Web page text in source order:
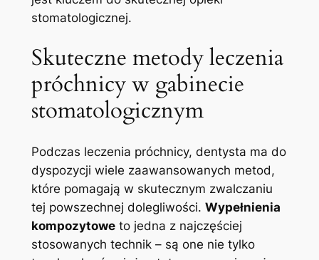
stomatologicznej.
Skuteczne metody leczenia
próchnicy w gabinecie
stomatologicznym
Podczas leczenia próchnicy, dentysta ma do
dyspozycji wiele zaawansowanych metod,
które pomagają w skutecznym zwalczaniu
tej powszechnej dolegliwości. Wypełnienia
kompozytoweto jedna z najczęściej
stosowanych technik – są one nie tylko